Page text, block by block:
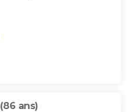
(86 ans)